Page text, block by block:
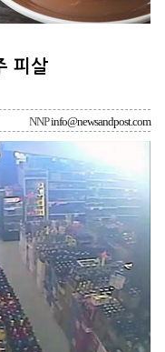
피살
NNPinfo@newsandpost.com